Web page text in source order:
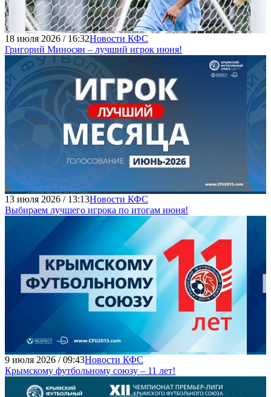
18 июля 2026 / 16:32Новости КФС
Григорий Миносян – лучший игрок июня!
13 июля 2026 / 13:13Новости КФС
Выбираем лучшего игрока по итогам июня!
9 июля 2026 / 09:43Новости КФС
Крымскому футбольному союзу – 11 лет!